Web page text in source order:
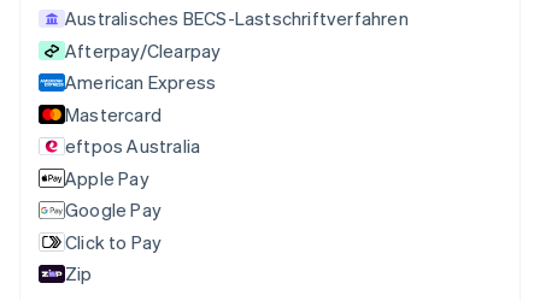
Australisches BECS-Lastschriftverfahren
Afterpay/Clearpay
American Express
Mastercard
eftpos Australia
Apple Pay
Google Pay
Click to Pay
Zip
Estland
English
Festlandchina
English
Finnland
English Svenska
Frankreich
Français English
Gibraltar
English
Griechenland
English